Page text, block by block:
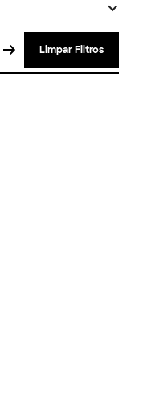
Limpar Filtros